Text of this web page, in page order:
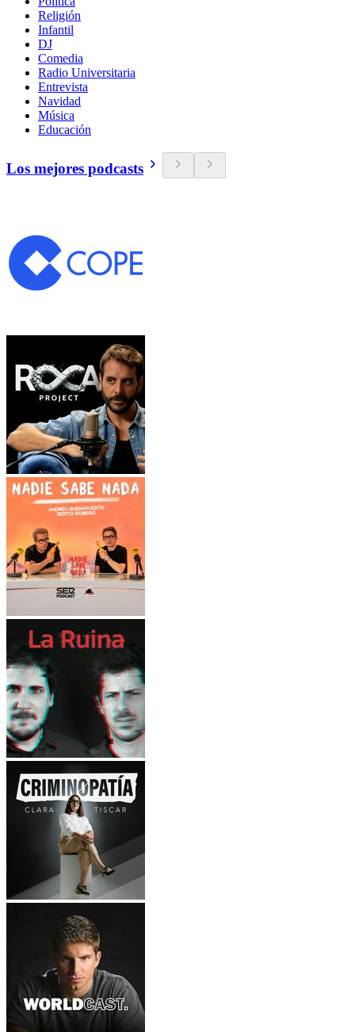
Religión
Infantil
DJ
Comedia
Radio Universitaria
Entrevista
Navidad
Música
Educación
Los mejores podcasts